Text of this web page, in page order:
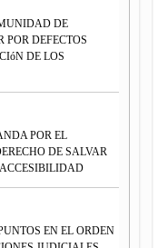
DE
POR DEFECTOS
DE LOS
POR EL
DE SALVAR
EN EL ORDEN